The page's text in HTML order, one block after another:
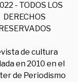
- TODOS LOS
DERECHOS
RESERVADOS
de cultura
en 2010 en el
de Periodismo